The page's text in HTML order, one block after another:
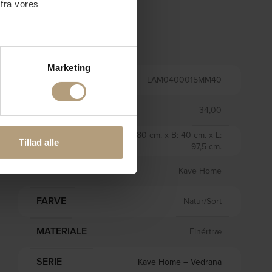
vores
oplysninger, du har givet
Marketing
Tillad alle
Information
VARENR. LAM0400015MM40
34,00
STØRRELSE
H: 80 cm. x B: 40 cm. x L:
97,5 cm.
BRAND Kave Home
FARVE Natur/Sort
MATERIALE Finértræ
SERIE Kave Home – Vedrana